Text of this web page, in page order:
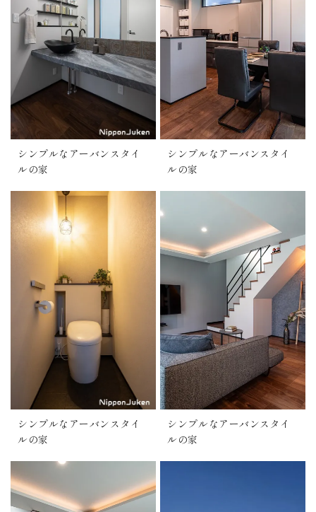
シンプルなアーバンスタイ
ルの家
シンプルなアーバンスタイ
ルの家
シンプルなアーバンスタイ
ルの家
シンプルなアーバンスタイ
ルの家